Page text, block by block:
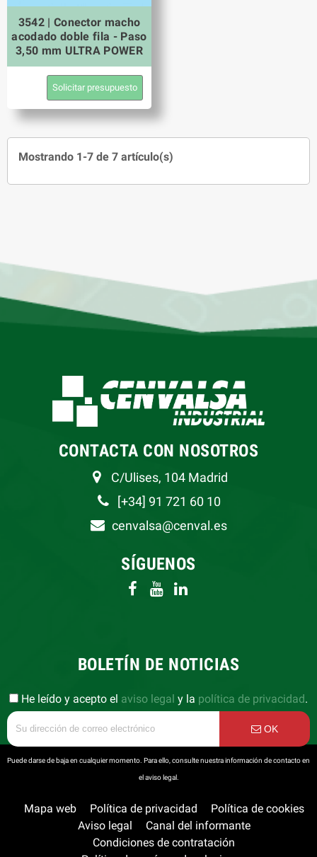
3542 | Conector macho
acodado doble fila - Paso
3,50 mm ULTRA POWER
Solicitar presupuesto
Mostrando 1-7 de 7 artículo(s)
CONTACTA CON NOSOTROS
C/Ulises, 104 Madrid
[+34] 91 721 60 10
cenvalsa@cenval.es
SÍGUENOS
BOLETÍN DE NOTICIAS
He leído y acepto el aviso legal y la política de privacidad.
OK
Puede darse de baja en cualquier momento. Para ello, consulte nuestra información de contacto en
el aviso legal.
Mapa web Política de privacidad
Política de cookies
Aviso legal
Canal del informante
Condiciones de contratación